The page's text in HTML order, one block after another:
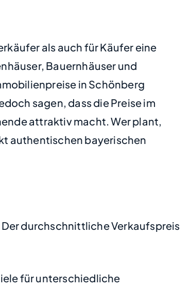
als auch für Käufer eine
Bauernhäuser und
in Schönberg
sagen, dass die Preise im
attraktiv macht. Wer plant,
authentischen bayerischen
durchschnittliche Verkaufspreis
für unterschiedliche